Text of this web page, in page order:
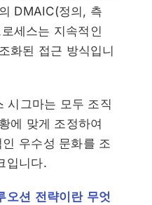
DMAIC(정의, 측
세스는 지속적인
화된 접근 방식입니
시그마는 모두 조직
에 맞게 조정하여
우수성 문화를 조
입니다.
오션 전략이란 무엇